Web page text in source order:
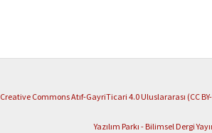
Creative Commons Atıf-GayriTicari 4.0 Uluslararası (CC
Yazılım Parkı - Bilimsel Dergi